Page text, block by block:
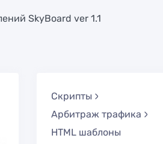
SkyBoard ver 1.1
Скрипты
Арбитраж трафика
HTML шаблоны